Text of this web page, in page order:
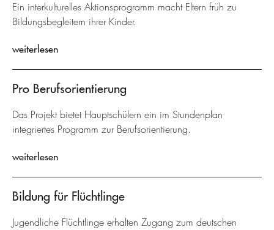
Ein interkulturelles Aktionsprogramm macht Eltern früh zu
Bildungsbegleitern ihrer Kinder.
weiterlesen
Pro Berufsorientierung
Das Projekt bietet Hauptschülern ein im Stundenplan
integriertes Programm zur Berufsorientierung.
weiterlesen
Bildung für Flüchtlinge
Jugendliche Flüchtlinge erhalten Zugang zum deutschen